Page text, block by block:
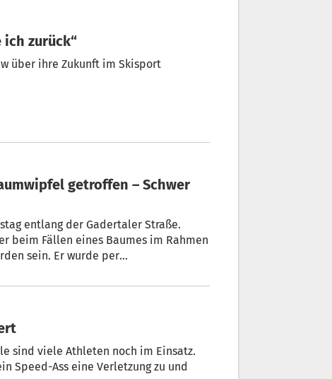
zurück“
über ihre Zukunft im Skisport
getroffen – Schwer
entlang der Gadertaler Straße.
beim Fällen eines Baumes im Rahmen
sein. Er wurde per
sind viele Athleten noch im Einsatz.
Speed-Ass eine Verletzung zu und